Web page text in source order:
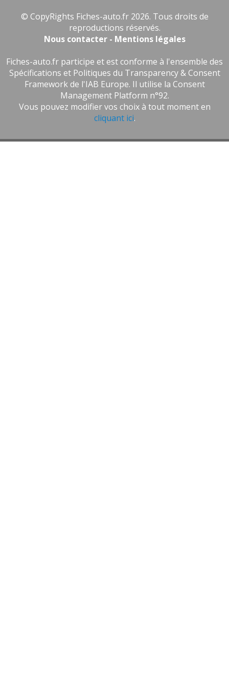
© CopyRights Fiches-auto.fr 2026. Tous droits de
reproductions réservés.
Nous contacter - Mentions légales
Fiches-auto.fr participe et est conforme à l'ensemble des
Spécifications et Politiques du Transparency & Consent
Framework de l'IAB Europe. Il utilise la Consent
Management Platform n°92.
Vous pouvez modifier vos choix à tout moment en
cliquant ici.